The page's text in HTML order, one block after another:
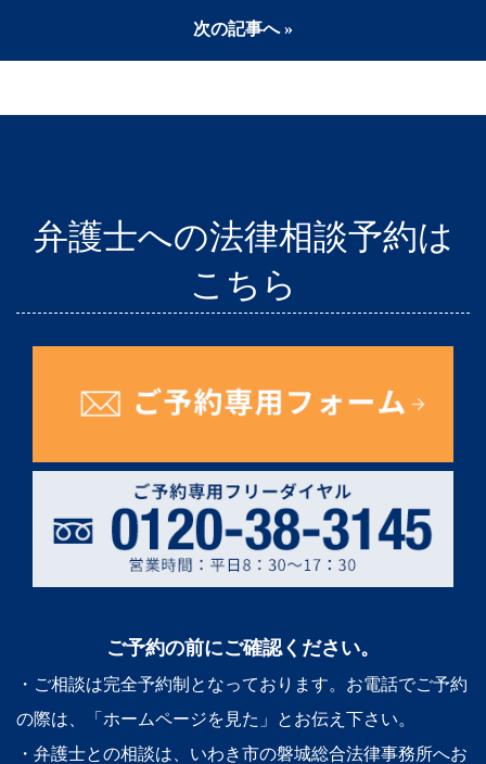
次の記事へ »
弁護士への法律相談予約は
こちら
ご予約の前にご確認ください。
・ご相談は完全予約制となっております。お電話でご予約
の際は、「ホームページを見た」とお伝え下さい。
・弁護士との相談は、いわき市の磐城総合法律事務所へお